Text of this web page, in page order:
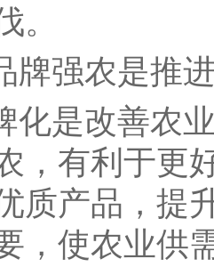
。
牌强农是推
化是改善农
，有利于更
质产品，提
，使农业供